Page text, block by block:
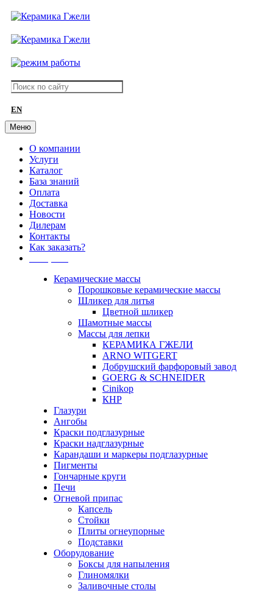
EN
Меню
О компании
Услуги
Каталог
База знаний
Оплата
Доставка
Новости
Дилерам
Контакты
Как заказать?
Керамические массы
Порошковые керамические массы
Шликер для литья
Цветной шликер
Шамотные массы
Массы для лепки
КЕРАМИКА ГЖЕЛИ
ARNO WITGERT
Добрушский фарфоровый завод
GOERG & SCHNEIDER
Cinikop
КНР
Глазури
Ангобы
Краски подглазурные
Краски надглазурные
Карандаши и маркеры подглазурные
Пигменты
Гончарные круги
Печи
Огневой припас
Капсель
Стойки
Плиты огнеупорные
Подставки
Оборудование
Боксы для напыления
Глиномялки
Заливочные столы